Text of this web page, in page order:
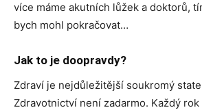
více máme akutních lůžek a doktorů,
bych mohl pokračovat…
Jak to je doopravdy?
Zdraví je nejdůležitější soukromý
Zdravotnictví není zadarmo. Každý